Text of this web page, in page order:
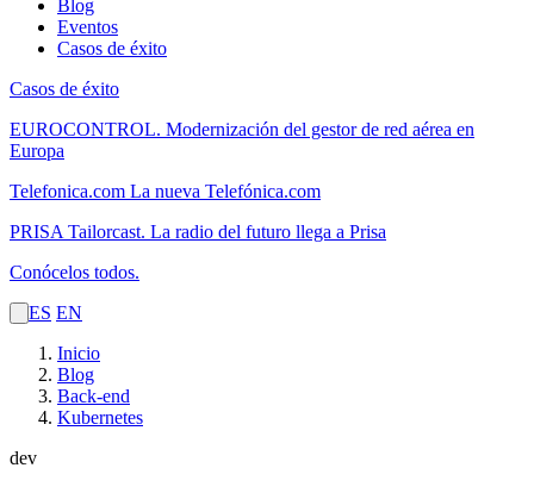
Blog
Eventos
Casos de éxito
Casos de éxito
EUROCONTROL. Modernización del gestor de red aérea en
Europa
Telefonica.com La nueva Telefónica.com
PRISA Tailorcast. La radio del futuro llega a Prisa
Conócelos todos.
ES EN
Inicio
Blog
Back-end
Kubernetes
dev